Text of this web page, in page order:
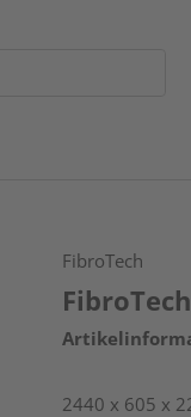
FibroTech
2440 x 605 x